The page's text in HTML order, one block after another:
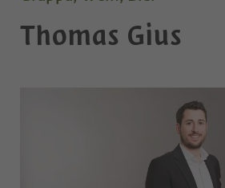
Thomas Gius